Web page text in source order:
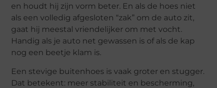
en houdt hij zijn vorm beter. En als de hoes niet
als een volledig afgesloten “zak” om de auto zit,
gaat hij meestal vriendelijker om met vocht.
Handig als je auto net gewassen is of als de kap
nog een beetje klam is.
Een stevige buitenhoes is vaak groter en stugger.
Dat betekent: meer stabiliteit en bescherming,